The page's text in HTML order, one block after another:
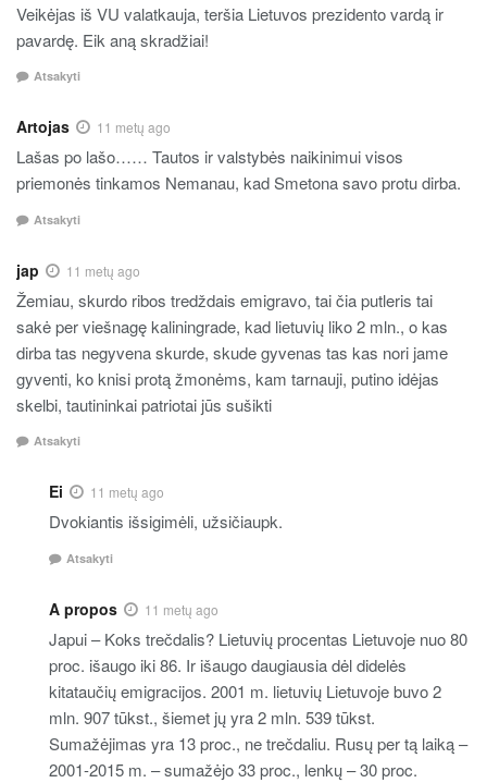
Veikėjas iš VU valatkauja, teršia Lietuvos prezidento vardą ir
pavardę. Eik aną skradžiai!
Atsakyti
Artojas 11 metų ago
Lašas po lašo…… Tautos ir valstybės naikinimui visos
priemonės tinkamos Nemanau, kad Smetona savo protu dirba.
Atsakyti
jap 11 metų ago
Žemiau, skurdo ribos tredždais emigravo, tai čia putleris tai
sakė per viešnagę kaliningrade, kad lietuvių liko 2 mln., o kas
dirba tas negyvena skurde, skude gyvenas tas kas nori jame
gyventi, ko knisi protą žmonėms, kam tarnauji, putino idėjas
skelbi, tautininkai patriotai jūs sušikti
Atsakyti
Ei 11 metų ago
Dvokiantis išsigimėli, užsičiaupk.
Atsakyti
A propos 11 metų ago
Japui – Koks trečdalis? Lietuvių procentas Lietuvoje nuo 80
proc. išaugo iki 86. Ir išaugo daugiausia dėl didelės
kitataučių emigracijos. 2001 m. lietuvių Lietuvoje buvo 2
mln. 907 tūkst., šiemet jų yra 2 mln. 539 tūkst.
Sumažėjimas yra 13 proc., ne trečdaliu. Rusų per tą laiką –
2001-2015 m. – sumažėjo 33 proc., lenkų – 30 proc.